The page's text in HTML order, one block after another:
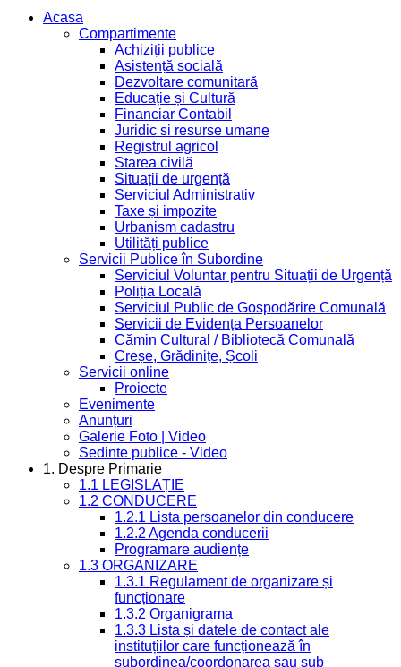
Acasa
Compartimente
Achiziții publice
Asistență socială
Dezvoltare comunitară
Educație și Cultură
Financiar Contabil
Juridic si resurse umane
Registrul agricol
Starea civilă
Situații de urgență
Serviciul Administrativ
Taxe și impozite
Urbanism cadastru
Utilități publice
Servicii Publice în Subordine
Serviciul Voluntar pentru Situații de Urgență
Poliția Locală
Serviciul Public de Gospodărire Comunală
Servicii de Evidența Persoanelor
Cămin Cultural / Bibliotecă Comunală
Creșe, Grădinițe, Școli
Servicii online
Proiecte
Evenimente
Anunțuri
Galerie Foto | Video
Sedinte publice - Video
1. Despre Primarie
1.1 LEGISLAȚIE
1.2 CONDUCERE
1.2.1 Lista persoanelor din conducere
1.2.2 Agenda conducerii
Programare audiențe
1.3 ORGANIZARE
1.3.1 Regulament de organizare și
funcționare
1.3.2 Organigrama
1.3.3 Lista și datele de contact ale
instituțiilor care funcționează în
subordinea/coordonarea sau sub